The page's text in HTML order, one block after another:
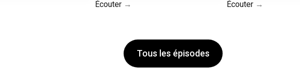
Écouter Écouter
Tous les épisodes